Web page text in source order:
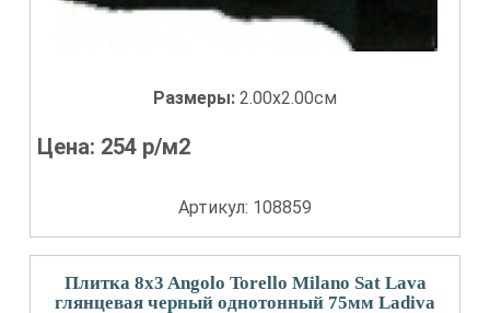
Размеры: 2.00x2.00см
Цена: 254 р/м2
Артикул: 108859
Плитка 8x3 Angolo Torello Milano Sat Lava
глянцевая черный однотонный 75мм Ladiva